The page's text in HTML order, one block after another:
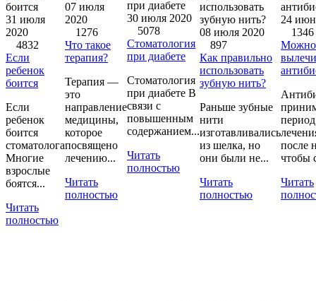
31 июля
2020
4832
Если
ребенок
боится
Если
ребенок
боится
стоматолога
Многие
взрослые
боятся...
Читать
полностью
07 июля
2020
1276
Что такое
терапия?
Терапия —
это
направление
медицины,
которое
посвящено
лечению...
Читать
полностью
30 июля 2020
5078
Стоматология
при диабете
Стоматология
при диабете В
связи с
повышенным
содержанием...
Читать
полностью
08 июля 2020
897
Как правильно
использовать
зубную нить?
Раньше зубные
нити
изготавливались
из шелка, но
они были не...
Читать
полностью
24
1346
период
после
чтобы
Читать